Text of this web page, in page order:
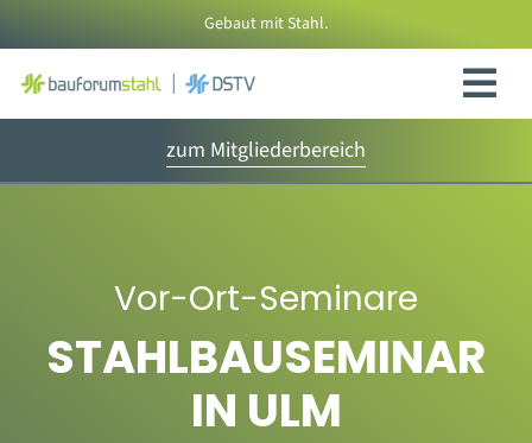
Inhalt
springen
Gebaut mit Stahl.
zum Mitgliederbereich
Vor-Ort-Seminare
STAHLBAUSEMINAR
IN ULM